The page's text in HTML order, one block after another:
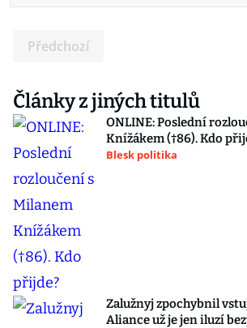
Předchozí
Články z jiných titulů
ONLINE: Poslední
Knížákem (†86). Kdo
Blesk politika
Zalužnyj zpochybnil
Aliance už je jen iluzí